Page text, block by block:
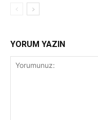
YORUM YAZIN